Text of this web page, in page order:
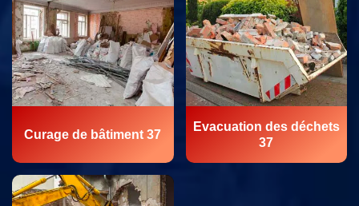
Curage de bâtiment 37
Evacuation des déchets
37